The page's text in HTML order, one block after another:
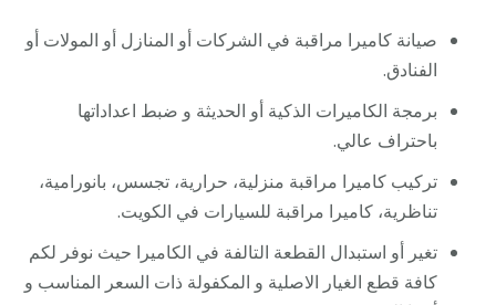
صيانة كاميرا مراقبة في الشركات أو المنازل أو المولات أو
الفنادق.
برمجة الكاميرات الذكية أو الحديثة و ضبط اعداداتها
باحتراف عالي.
تركيب كاميرا مراقبة منزلية، حرارية، تجسس، بانورامية،
تناظرية، كاميرا مراقبة للسيارات في الكويت.
تغير أو استبدال القطعة التالفة في الكاميرا حيث نوفر لكم
كافة قطع الغيار الاصلية و المكفولة ذات السعر المناسب و